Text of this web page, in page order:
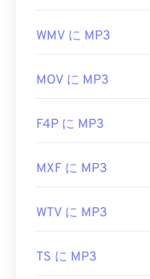
WMV に MP3
MOV に MP3
F4P に MP3
MXF に MP3
WTV に MP3
TS に MP3